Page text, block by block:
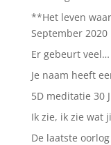
**Het leven
September 2020
Er gebeurt veel…
Je naam heeft
5D meditatie 30
Ik zie, ik zie wat
De laatste oorlog